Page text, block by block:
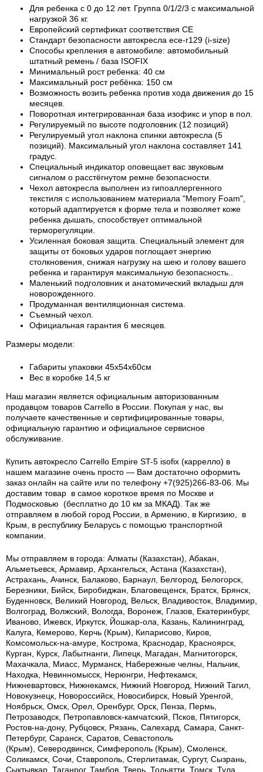
Для ребенка с 0 до 12 лет. Группа 0/1/2/3 с максимальной
нагрузкой 36 кг.
Европейский сертификат соответствия СЕ
Стандарт безопасности автокресла ece-r129 (i-size)
Способы крепления в автомобиле: автомобильный
штатный ремень / база ISOFIX
Минимальный рост ребенка: 40 см
Максимальный рост ребёнка: 150 см
Возможность возить ребенка против хода движения до 15
месяцев.
Поворотная интегрированная база изофикс и упор в пол.
Регулируемый по высоте подголовник (12 позиций)
Регулируемый угол наклона спинки автокресла (5
позиций). Максимальный угол наклона составляет 141
градус.
Специальный индикатор оповещает вас звуковым
сигналом о расстёгнутом ремне безопасности.
Чехол автокресла выполнен из гипоаллергенного
текстиля с использованием материала "Memory Foam",
который адаптируется к форме тела и позволяет коже
ребенка дышать, способствует оптимальной
терморегуляции.
Усиленная боковая защита. Специальный элемент для
защиты от боковых ударов поглощает энергию
столкновения, снижая нагрузку на шею и голову вашего
ребенка и гарантируя максимальную безопасность..
Маленький подголовник и анатомический вкладыш для
новорожденного.
Продуманная вентиляционная система.
Съемный чехол.
Официальная гарантия 6 месяцев.
Размеры модели:
Габариты упаковки 45х54х60см
Вес в коробке 14,5 кг
Наш магазин является официальным авторизованным
продавцом товаров Carrello в России.
Покупая у нас, вы
получаете качественные и сертифицированные товары,
официальную гарантию и официальное сервисное
обслуживание.
Купить автокресло Carrello Empire ST-5 isofix (каррелло) в
нашем магазине очень просто — Вам достаточно оформить
заказ онлайн на сайте или по телефону +7(925)266-83-06. Мы
доставим товар в самое короткое время по Москве и
Подмосковью (бесплатно до 10 км за МКАД). Так же
отправляем в любой город России, в Армению, в Киргизию, в
Крым, в республику Беларусь с помощью транспортной
компании.
Мы отправляем в города: Алматы (Казахстан), Абакан,
Альметьевск, Армавир, Архангельск, Астана (Казахстан),
Астрахань, Ачинск, Балаково, Барнаул, Белгород, Белогорск,
Березники, Бийск, Биробиджан, Благовещенск, Братск, Брянск,
Буденновск, Великий Новгород, Вельск, Владивосток, Владимир,
Волгоград, Волжский, Вологда, Воронеж, Глазов, Екатеринбург,
Иваново, Ижевск, Иркутск, Йошкар-ола, Казань, Калининград,
Калуга, Кемерово, Керчь (Крым), Кипарисово, Киров,
Комсомольск-на-амуре, Кострома, Краснодар, Красноярск,
Курган, Курск, Лабытнанги, Липецк, Магадан, Магнитогорск,
Махачкала, Миасс, Мурманск, Набережные челны, Нальчик,
Находка, Невинномысск, Нерюнгри, Нефтекамск,
Нижневартовск, Нижнекамск, Нижний Новгород, Нижний Тагил,
Новокузнецк, Новороссийск, Новосибирск, Новый Уренгой,
Ноябрьск, Омск, Орел, Оренбург, Орск, Пенза, Пермь,
Петрозаводск, Петропавловск-камчатский, Псков, Пятигорск,
Ростов-на-дону, Рубцовск, Рязань, Салехард, Самара, Санкт-
Петербург, Саранск, Саратов, Севастополь
(Крым), Северодвинск, Симферополь (Крым), Смоленск,
Соликамск, Сочи, Ставрополь, Стерлитамак, Сургут, Сызрань,
Сыктывкар, Таганрог, Тамбов, Тверь, Тольятти, Томск, Тула,